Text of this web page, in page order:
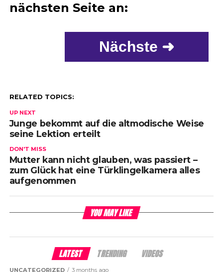
nächsten Seite an:
Nächste ➜
RELATED TOPICS:
UP NEXT
Junge bekommt auf die altmodische Weise
seine Lektion erteilt
DON'T MISS
Mutter kann nicht glauben, was passiert –
zum Glück hat eine Türklingelkamera alles
aufgenommen
YOU MAY LIKE
LATEST TRENDING VIDEOS
UNCATEGORIZED 3 months ago